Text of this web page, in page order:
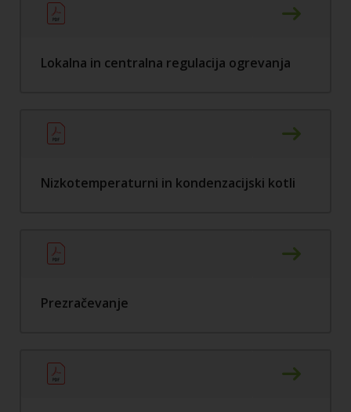
Lokalna in centralna regulacija ogrevanja
Nizkotemperaturni in kondenzacijski kotli
Prezračevanje